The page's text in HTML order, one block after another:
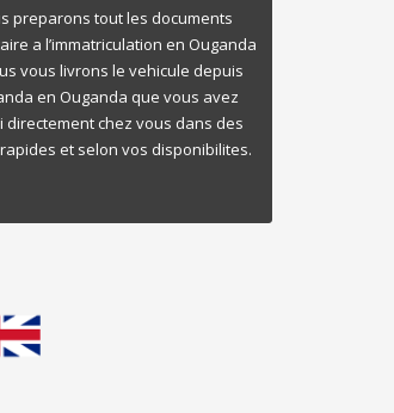
preparons tout les documents
a l’immatriculation en Ouganda
vous livrons le vehicule depuis
en Ouganda que vous avez
directement chez vous dans des
et selon vos disponibilites.